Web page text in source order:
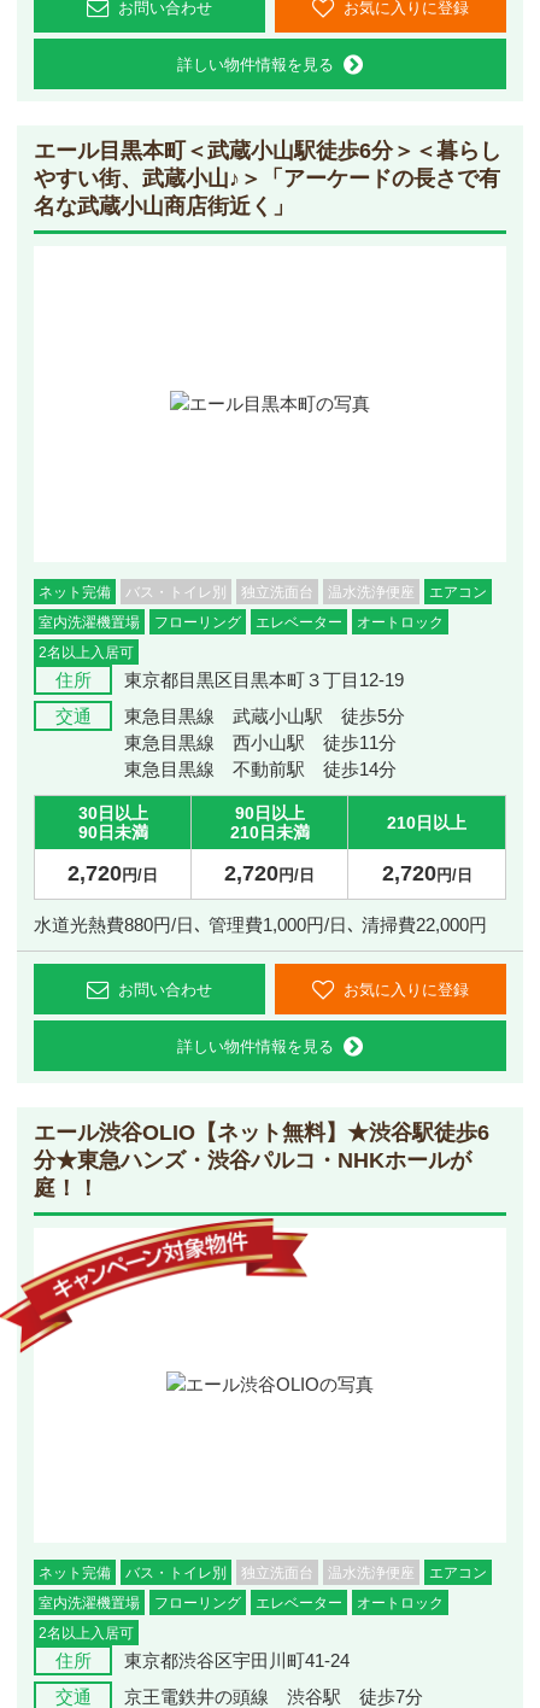
お問い合わせ お気に入りに登録
詳しい物件情報を見る
エール目黒本町
＜武蔵小山駅徒歩6分＞＜暮らし
やすい街、武蔵小山♪＞「アーケードの長さで有
名な武蔵小山商店街近く」
ネット完備 バス・トイレ別 独立洗面台 温水洗浄便座
エアコン
室内洗濯機置場
フローリング エレベーター
オートロック
2名以上入居可
住所
東京都目黒区目黒本町３丁目12-19
交通
東急目黒線 武蔵小山駅 徒歩5分
東急目黒線 西小山駅 徒歩11分
東急目黒線 不動前駅 徒歩14分
30日以上
90日未満
90日以上
210日未満
210日以上
2,720円/日 2,720円/日 2,720円/日
水道光熱費880円/日､ 管理費1,000円/日､ 清掃費22,000円
お問い合わせ お気に入りに登録
詳しい物件情報を見る
エール渋谷OLIO 【ネット無料】★渋谷駅徒歩6
分★東急ハンズ・渋谷パルコ・NHKホールが
庭！！
ネット完備 バス・トイレ別 独立洗面台 温水洗浄便座
エアコン
室内洗濯機置場
フローリング エレベーター
オートロック
2名以上入居可
住所
東京都渋谷区宇田川町41-24
交通
京王電鉄井の頭線 渋谷駅 徒歩7分